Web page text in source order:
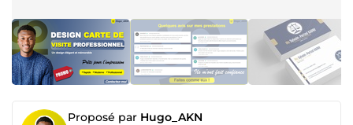
Proposé par Hugo_AKN